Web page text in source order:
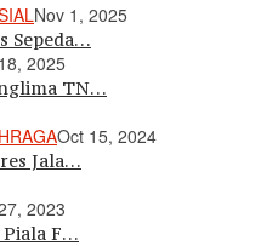
Nov 1, 2025
Sepeda…
2025
TN…
Oct 15, 2024
Jala…
2023
Piala F…